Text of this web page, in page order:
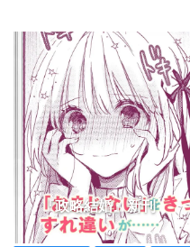
『政略結婚』新刊